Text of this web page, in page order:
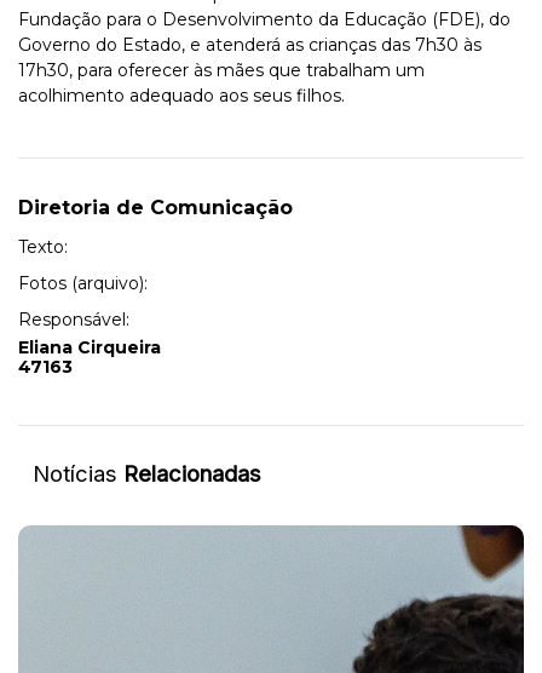
Fundação para o Desenvolvimento da Educação (FDE), do
Governo do Estado, e atenderá as crianças das 7h30 às
17h30, para oferecer às mães que trabalham um
acolhimento adequado aos seus filhos.
Diretoria de Comunicação
Texto:
Fotos (arquivo):
Responsável:
Eliana Cirqueira
47163
Notícias Relacionadas